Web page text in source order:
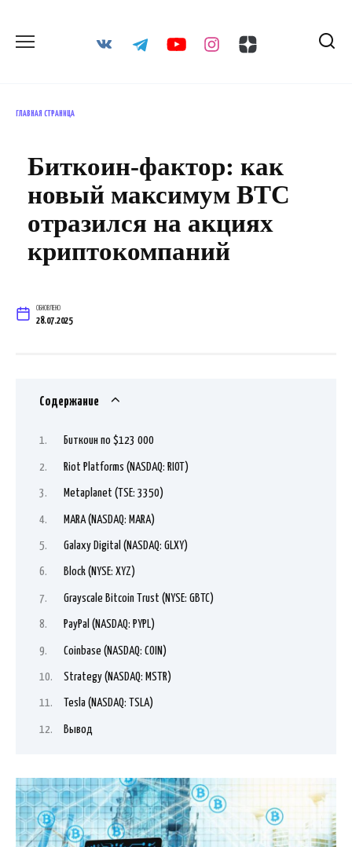
содержанию
ГЛАВНАЯ СТРАНИЦА
Биткоин-фактор: как
новый максимум BTC
отразился на акциях
криптокомпаний
ОБНОВЛЕНО
28.07.2025
Содержание
Биткоин по $123 000
Riot Platforms (NASDAQ: RIOT)
Metaplanet (TSE: 3350)
MARA (NASDAQ: MARA)
Galaxy Digital (NASDAQ: GLXY)
Block (NYSE: XYZ)
Grayscale Bitcoin Trust (NYSE: GBTC)
PayPal (NASDAQ: PYPL)
Coinbase (NASDAQ: COIN)
Strategy (NASDAQ: MSTR)
Tesla (NASDAQ: TSLA)
Вывод